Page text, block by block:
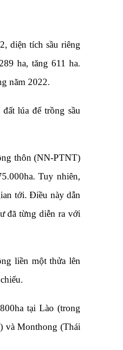
diện tích sầu riêng
ha, tăng 611 ha.
năm 2022.
lúa để trồng sầu
thôn (NN-PTNT)
Tuy nhiên,
tới. Điều này dẫn
đã từng diễn ra với
liền một thửa lên
tại Lào (trong
và Monthong (Thái